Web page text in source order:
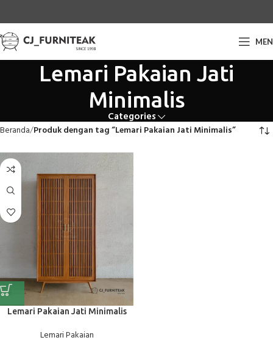
Lemari Pakaian Jati
Minimalis
Categories
Beranda Produk dengan tag “Lemari Pakaian Jati Minimalis”
Lemari Pakaian Jati Minimalis
Lemari Pakaian